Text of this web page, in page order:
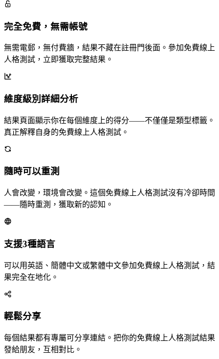
完全免費，無需帳號
無需電郵，無付費牆，結果不藏在註冊門後面。參加免費線上
人格測試，立即獲取完整結果。
維度級別詳細分析
結果頁面顯示你在每個維度上的得分——不僅僅是類型標籤。
真正解釋自身的免費線上人格測試。
隨時可以重測
人會改變，環境會改變。這個免費線上人格測試沒有冷卻時間
——隨時重測，獲取新的認知。
支援3種語言
可以用英語、簡體中文或繁體中文參加免費線上人格測試，結
果完全在地化。
輕鬆分享
每個結果都有專屬可分享連結。把你的免費線上人格測試結果
發給朋友，互相對比。